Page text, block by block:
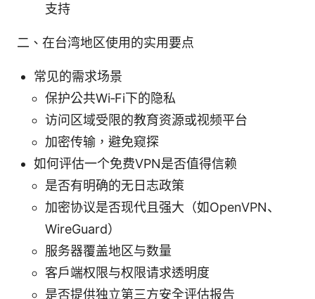
支持
二、在台湾地区使用的实用要点
常见的需求场景
保护公共Wi‑Fi下的隐私
访问区域受限的教育资源或视频平台
加密传输，避免窥探
如何评估一个免费VPN是否值得信赖
是否有明确的无日志政策
加密协议是否现代且强大（如OpenVPN、
WireGuard）
服务器覆盖地区与数量
客户端权限与权限请求透明度
是否提供独立第三方安全评估报告